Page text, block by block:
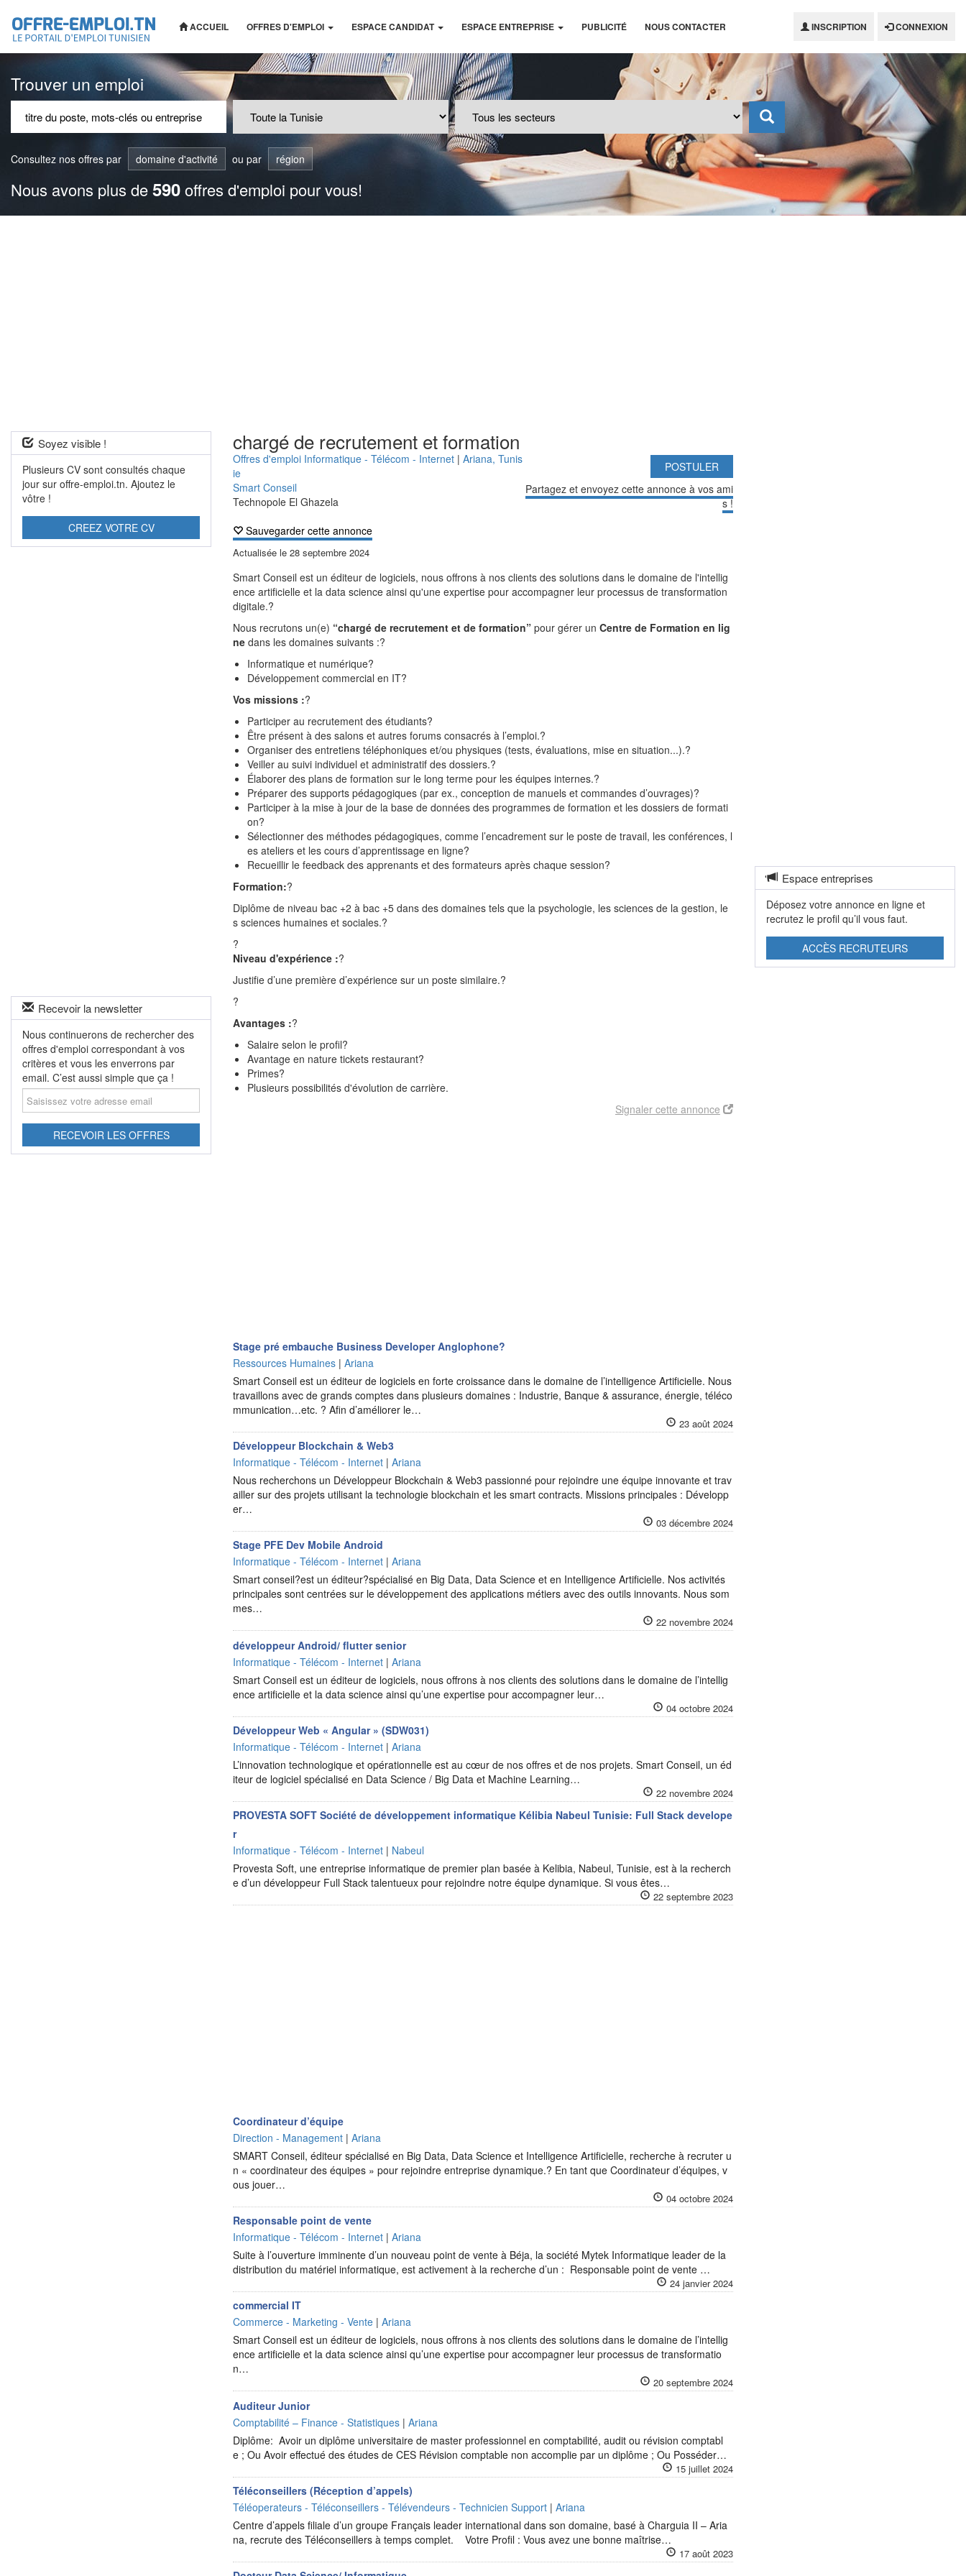
ACCUEIL OFFRES D'EMPLOI ESPACE CANDIDAT ESPACE ENTREPRISE PUBLICITÉ NOUS CONTACTER INSCRIPTION CONNEXION
Trouver un emploi
Consultez nos offres par domaine d'activité ou par région
Nous avons plus de590offres d'emploi pour vous!
Soyez visible !
Plusieurs CV sont consultés chaque
jour sur offre-emploi.tn. Ajoutez le
vôtre !
CREEZ VOTRE CV
Recevoir la newsletter
Nous continuerons de rechercher des
offres d'emploi correspondant à vos
critères et vous les enverrons par
email. C’est aussi simple que ça !
Saisissez
votre
adresse
RECEVOIR LES OFFRES
chargé de recrutement et formation
Offres d'emploi Informatique - Télécom - Internet |Ariana, Tunis
ie
Smart Conseil
Technopole El Ghazela
Sauvegarder cette annonce
Actualisée le28 septembre 2024
POSTULER
Partagez et envoyez cette annonce à vos ami
s !
Smart Conseil est un éditeur de logiciels, nous offrons à nos clients des solutions dans le domaine de l'intellig
ence artificielle et la data science ainsi qu'une expertise pour accompagner leur processusde transformation
digitale.?
Nous recrutons un(e) “chargé de recrutement et de formation” pour gérer unCentre de Formation en lig
nedans les domaines suivants :?
Informatique et numérique?
Développement commercial en IT?
Vos missions :?
Participer au recrutement des étudiants?
Être présent à des salons et autres forums consacrés à l’emploi.?
Organiser des entretiens téléphoniques et/ou physiques (tests, évaluations, mise en situation...).?
Veiller au suivi individuel et administratif des dossiers.?
Élaborer des plans de formation sur le long terme pour les équipes internes.?
Préparer des supports pédagogiques (par ex., conception de manuels et commandes d’ouvrages)?
Participer à la mise à jour de la base de données des programmes de formation et les dossiers de formati
on?
Sélectionner des méthodes pédagogiques, comme l’encadrement sur le poste de travail, les conférences, l
es ateliers et les cours d’apprentissage en ligne?
Recueillir le feedback des apprenants et des formateurs après chaque session?
Formation:?
Diplôme de niveau bac +2 à bac +5 dans des domaines tels que la psychologie, les sciences de la gestion, le
s sciences humaines et sociales.?
?
Niveau d'expérience :?
Justifie d’une première d’expérience sur un poste similaire.?
?
Avantages :?
Salaire selon le profil?
Avantage en nature tickets restaurant?
Primes?
Plusieurs possibilités d'évolution de carrière.
Signaler cette annonce
Stage pré embauche Business Developer Anglophone?
Ressources Humaines |Ariana
Smart Conseil est un éditeur de logiciels en forte croissance dans le domaine de l’intelligence Artificielle. Nous
travaillons avec de grands comptes dans plusieurs domaines : Industrie, Banque & assurance, énergie, téléco
mmunication…etc. ? Afin d’améliorer le…
23 août 2024
Développeur Blockchain & Web3
Informatique - Télécom - Internet |Ariana
Nous recherchons un Développeur Blockchain & Web3 passionné pour rejoindre une équipe innovante et trav
ailler sur des projets utilisant la technologie blockchain et les smart contracts. Missions principales : Développ
er…
03 décembre 2024
Stage PFE Dev Mobile Android
Informatique - Télécom - Internet |Ariana
Smart conseil?est un éditeur?spécialisé en Big Data, Data Science et en Intelligence Artificielle. Nos activités
principales sont centrées sur le développement des applications métiers avec des outils innovants. Nous som
mes…
22 novembre 2024
développeur Android/ flutter senior
Informatique - Télécom - Internet |Ariana
Smart Conseil est un éditeur de logiciels, nous offrons à nos clients des solutions dans le domaine de l’intellig
ence artificielle et la data science ainsi qu’une expertise pour accompagner leur…
04 octobre 2024
Développeur Web « Angular » (SDW031)
Informatique - Télécom - Internet |Ariana
L’innovation technologique et opérationnelle est au cœur de nos offres et de nos projets. Smart Conseil, un éd
iteur de logiciel spécialisé en Data Science / Big Data et Machine Learning…
22 novembre 2024
PROVESTA SOFT Société de développement informatique Kélibia Nabeul Tunisie: Full Stack develope
r
Informatique - Télécom - Internet | Nabeul
Provesta Soft, une entreprise informatique de premier plan basée à Kelibia, Nabeul, Tunisie, est à la recherch
e d’un développeur Full Stack talentueux pour rejoindre notre équipe dynamique. Si vous êtes…
22 septembre 2023
Coordinateur d’équipe
Direction - Management |Ariana
SMART Conseil, éditeur spécialisé en Big Data, Data Science et Intelligence Artificielle, recherche à recruter u
n « coordinateur des équipes » pour rejoindre entreprise dynamique.? En tant que Coordinateur d’équipes, v
ous jouer…
04 octobre 2024
Responsable point de vente
Informatique - Télécom - Internet |Ariana
Suite à l’ouverture imminente d’un nouveau point de vente à Béja, la société Mytek Informatique leader de la
distribution du matériel informatique, est activement à la recherche d’un : Responsable point de vente …
24 janvier 2024
commercial IT
Commerce - Marketing - Vente |Ariana
Smart Conseil est un éditeur de logiciels, nous offrons à nos clients des solutions dans le domaine de l’intellig
ence artificielle et la data science ainsi qu’une expertise pour accompagner leur processus de transformatio
n…
20 septembre 2024
Auditeur Junior
Comptabilité – Finance - Statistiques |Ariana
Diplôme: Avoir un diplôme universitaire de master professionnel en comptabilité, audit ou révision comptabl
e ; Ou Avoir effectué des études de CES Révision comptable non accomplie par un diplôme ; Ou Posséder…
15 juillet 2024
Téléconseillers (Réception d’appels)
Téléoperateurs - Téléconseillers - Télévendeurs - Technicien Support |Ariana
Centre d’appels filiale d’un groupe Français leader international dans son domaine, basé à Charguia II – Aria
na, recrute des Téléconseillers à temps complet. Votre Profil : Vous avez une bonne maîtrise…
17 août 2023
Espace entreprises
Déposez votre annonce en ligne et
recrutez le profil qu’il vous faut.
ACCÈS RECRUTEURS